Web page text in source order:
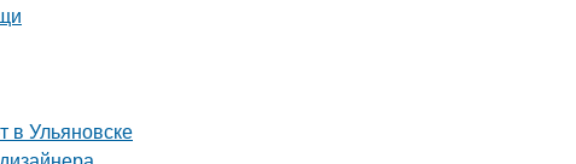
в Ульяновске